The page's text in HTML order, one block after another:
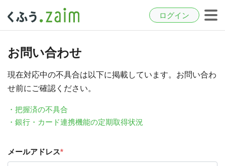
ログイン
お問い合わせ
現在対応中の不具合は以下に掲載しています。お問い合わ
せ前にご確認ください。
・把握済の不具合
・銀行・カード連携機能の定期取得状況
メールアドレス*